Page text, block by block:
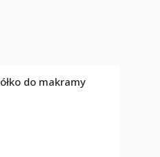
do makramy